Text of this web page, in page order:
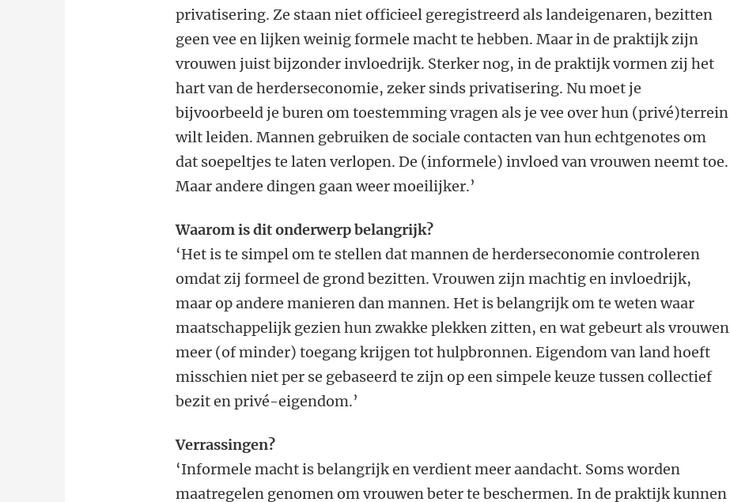
privatisering. Ze staan niet officieel geregistreerd als landeigenaren, bezitten
geen vee en lijken weinig formele macht te hebben. Maar in de praktijk zijn
vrouwen juist bijzonder invloedrijk. Sterker nog, in de praktijk vormen zij het
hart van de herderseconomie, zeker sinds privatisering. Nu moet je
bijvoorbeeld je buren om toestemming vragen als je vee over hun (privé)terrein
wilt leiden. Mannen gebruiken de sociale contacten van hun echtgenotes om
dat soepeltjes te laten verlopen. De (informele) invloed van vrouwen neemt toe.
Maar andere dingen gaan weer moeilijker.’
Waarom is dit onderwerp belangrijk?
‘Het is te simpel om te stellen dat mannen de herderseconomie controleren
omdat zij formeel de grond bezitten. Vrouwen zijn machtig en invloedrijk,
maar op andere manieren dan mannen. Het is belangrijk om te weten waar
maatschappelijk gezien hun zwakke plekken zitten, en wat gebeurt als vrouwen
meer (of minder) toegang krijgen tot hulpbronnen. Eigendom van land hoeft
misschien niet per se gebaseerd te zijn op een simpele keuze tussen collectief
bezit en privé-eigendom.’
Verrassingen?
‘Informele macht is belangrijk en verdient meer aandacht. Soms worden
maatregelen genomen om vrouwen beter te beschermen. In de praktijk kunnen